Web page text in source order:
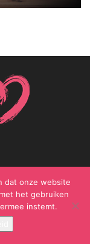
2017 - 2021
dat onze website
het gebruiken
instemt.